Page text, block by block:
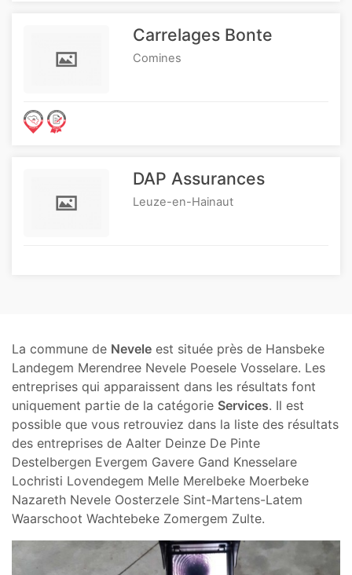
Carrelages Bonte
Comines
DAP Assurances
Leuze-en-Hainaut
La commune de Nevele est située près de Hansbeke
Landegem Merendree Nevele Poesele Vosselare. Les
entreprises qui apparaissent dans les résultats font
uniquement partie de la catégorie Services. Il est
possible que vous retrouviez dans la liste des résultats
des entreprises de Aalter Deinze De Pinte
Destelbergen Evergem Gavere Gand Knesselare
Lochristi Lovendegem Melle Merelbeke Moerbeke
Nazareth Nevele Oosterzele Sint-Martens-Latem
Waarschoot Wachtebeke Zomergem Zulte.